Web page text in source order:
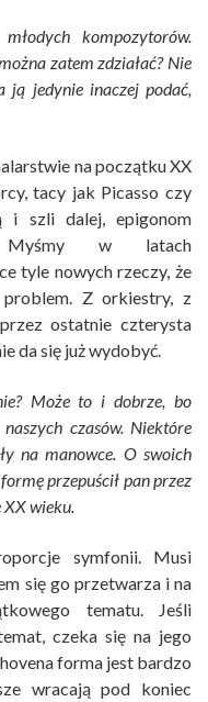
kompozytorów.
zatem zdziałać? Nie
ją jedynie inaczej podać,
na początku XX
tacy jak Picasso czy
i szli dalej, epigonom
Myśmy w latach
tyle nowych rzeczy, że
Z orkiestry, z
ostatnie czterysta
da się już wydobyć.
Może to i dobrze, bo
czasów. Niektóre
na manowce. O swoich
przepuścił pan przez
wieku.
symfonii. Musi
się go przetwarza i na
tematu. Jeśli
czeka się na jego
forma jest bardzo
wracają pod koniec